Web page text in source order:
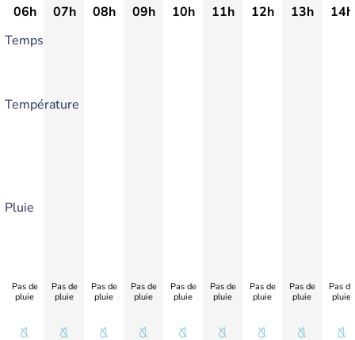
06h 07h 08h 09h 10h 11h 12h 13h
14h
Temps
Température
Pluie
Pas de
pluie
Pas de
pluie
Pas de
pluie
Pas de
pluie
Pas de
pluie
Pas de
pluie
Pas de
pluie
Pas de
pluie
Pas de
pluie